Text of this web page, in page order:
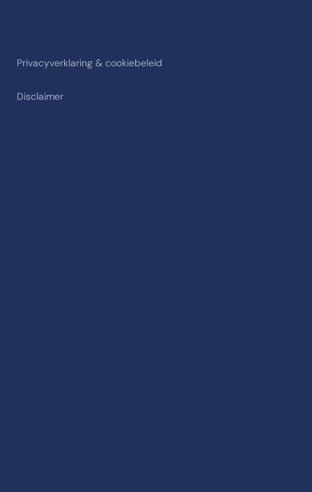
Privacyverklaring & cookiebeleid
Disclaimer